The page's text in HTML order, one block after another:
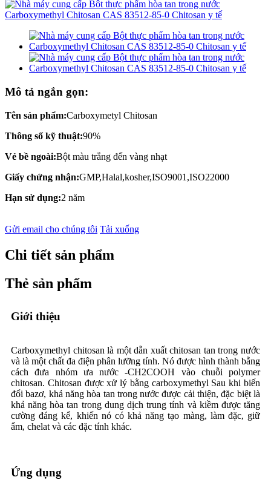
Mô tả ngắn gọn:
Tên sản phẩm:Carboxymetyl Chitosan
Thông số kỹ thuật:90%
Vẻ bề ngoài:Bột màu trắng đến vàng nhạt
Giấy chứng nhận:GMP,Halal,kosher,ISO9001,ISO22000
Hạn sử dụng:2 năm
Gửi email cho chúng tôi Tải xuống
Chi tiết sản phẩm
Thẻ sản phẩm
Giới thiệu
Carboxymethyl chitosan là một dẫn xuất chitosan tan trong nước
và là một chất đa điện phân lưỡng tính. Nó được hình thành bằng
cách đưa nhóm ưa nước -CH2COOH vào chuỗi polymer
chitosan. Chitosan được xử lý bằng carboxymethyl Sau khi biến
đổi bazơ, khả năng hòa tan trong nước được cải thiện, đặc biệt là
khả năng hòa tan trong dung dịch trung tính và kiềm được tăng
cường đáng kể, khiến nó có khả năng tạo màng, làm đặc, giữ
ẩm, chelat và các đặc tính khác.
Ứng dụng